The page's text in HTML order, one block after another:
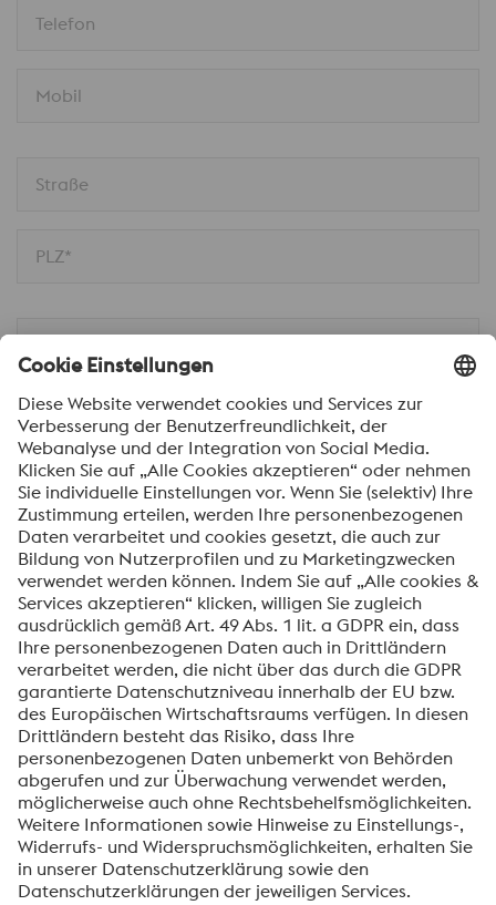
Telefon
Mobil
Straße
PLZ*
Nachricht*
Ich möchte über voestalpine Neuigkeiten
automatisch informiert werden.
SENDEN
Anti-Roboter-Verifizierung
Hier klicken
FriendlyCaptcha ⇗
voestalpine High Performance Metals International
GmbH